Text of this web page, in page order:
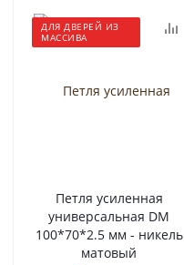
ДЛЯ ДВЕРЕЙ ИЗ
МАССИВА
Петля усиленная
универсальная DM
100*70*2.5 мм - никель
матовый